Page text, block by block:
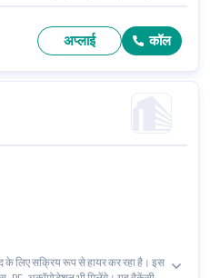
लिए Fixed + Incentives सैलरी उपलब्ध
10वीं से नीचे योग्यता वाले उम्मीदवार
अप्लाई कॉल
के लिए सक्रिय रूप से हायर कर रहा है। इस